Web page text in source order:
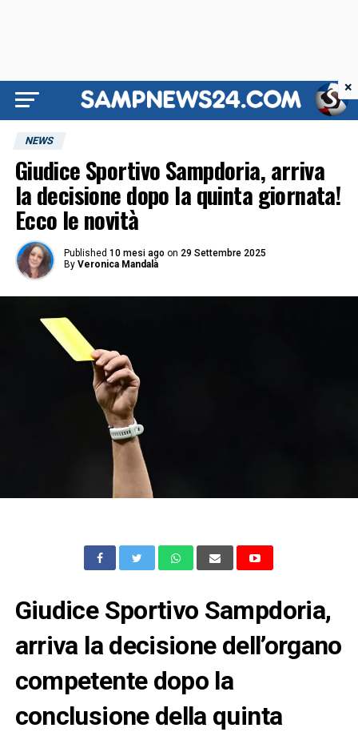
NEWS
Giudice Sportivo Sampdoria, arriva
la decisione dopo la quinta giornata!
Ecco le novità
Published 10 mesi ago on 29 Settembre 2025
By Veronica Mandalà
Giudice Sportivo Sampdoria,
arriva la decisione dell’organo
competente dopo la
conclusione della quinta
×